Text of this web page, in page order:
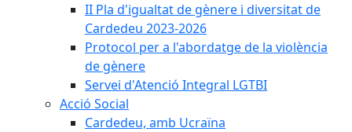
II Pla d'igualtat de gènere i diversitat de
Cardedeu 2023-2026
Protocol per a l'abordatge de la violència
de gènere
Servei d'Atenció Integral LGTBI
Acció Social
Cardedeu, amb Ucraïna